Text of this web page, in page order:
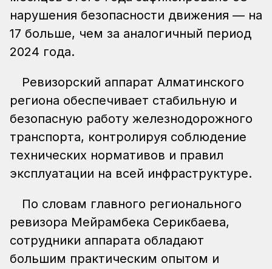
нарушения безопасности движения — на
17 больше, чем за аналогичный период
2024 года.
Ревизорский аппарат Алматинского
региона обеспечивает стабильную и
безопасную работу железнодорожного
транспорта, контролируя соблюдение
технических нормативов и правил
эксплуатации на всей инфраструктуре.
По словам главного регионального
ревизора Мейрамбека Серикбаева,
сотрудники аппарата обладают
большим практическим опытом и